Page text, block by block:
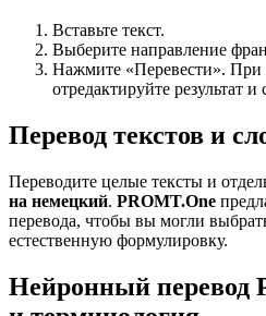
Вставьте текст.
Выберите направление
Нажмите «Перевести». При
отредактируйте результат
Перевод текстов и
Переводите целые тексты и
на немецкий. PROMT.One
перевода, чтобы вы могли
естественную формулировку.
Нейронный перевод